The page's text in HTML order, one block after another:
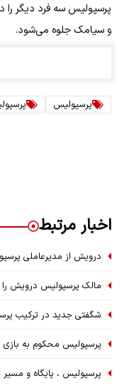
پرسپولیس سه فرد دیگر
و سیامک جلوه می‌شود.
پرسپولیس
اخبار مرتبط
درویش از مدیرعاملی
مالک پرسپولیس درویش را
شگفتی جدید در ترکیب
پرسپولیس محکوم به بازی
پرسپولیس ، پایگاه و